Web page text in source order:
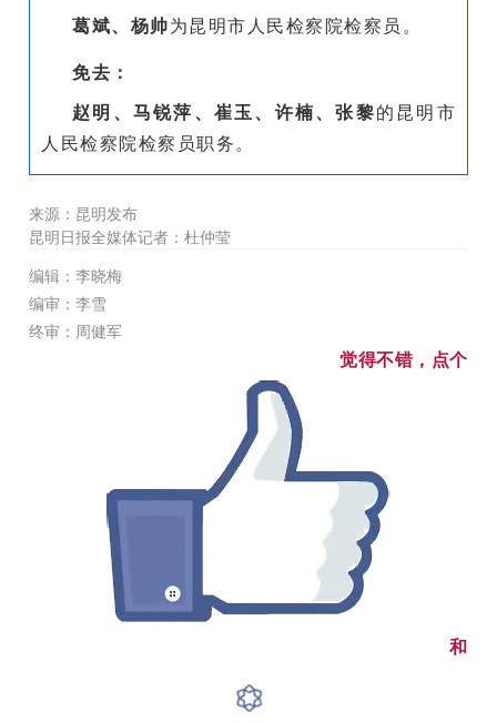
葛斌、杨帅为昆明市人民检察院检察员。
免去：
赵明、马锐萍、崔玉、许楠、张黎的昆明市
人民检察院检察员职务。
来源 ：昆明发布
昆明日报全媒体记者： 杜仲莹
编辑 ：李晓梅
编审 ：李雪
终审：周健军
觉得不错，点个
和